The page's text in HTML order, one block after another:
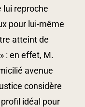
lui reproche
pour lui-même
atteint de
: en effet, M.
avenue
considère
idéal pour